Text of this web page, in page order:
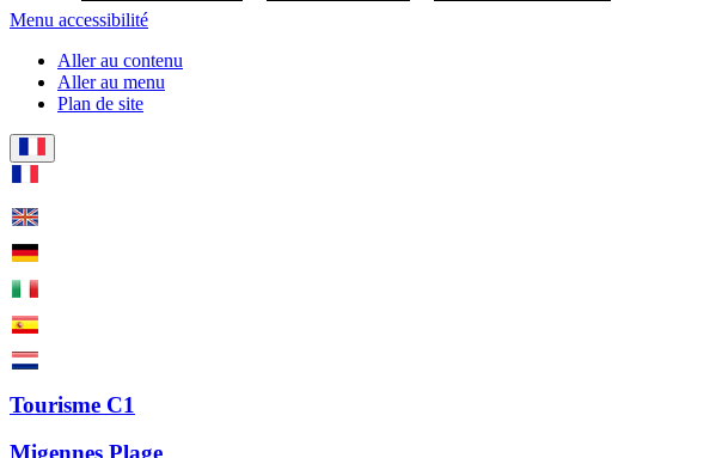
Menu accessibilité
Aller au contenu
Aller au menu
Plan de site
Tourisme C1